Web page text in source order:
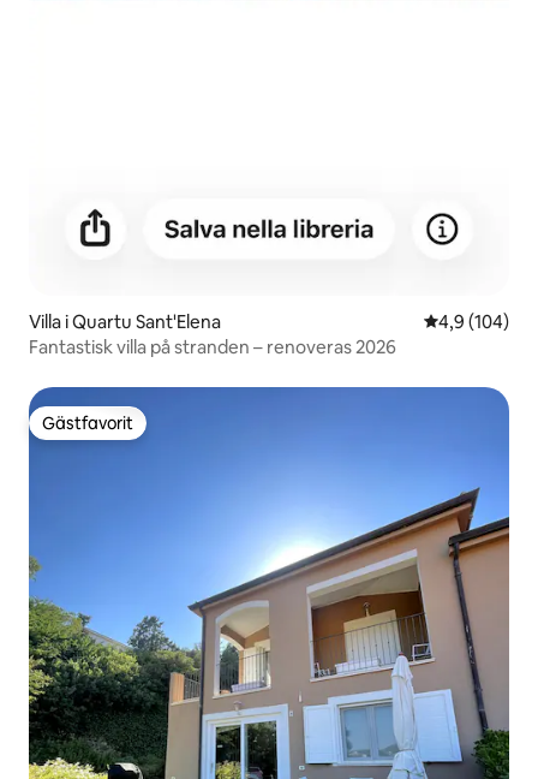
Villa i Quartu Sant'Elena 4,9 av 5 i
4,9 (104)
Fantastisk villa på stranden – renoveras 2026
Gästfavorit
Gästfavorit